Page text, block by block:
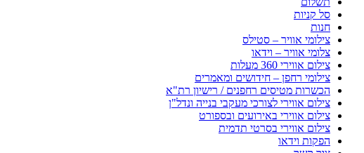
סל קניות
חנות
צילומי אוויר – סטילס
צלומי אוויר – וידאו
צילום אווירי 360 מעלות
צילומי רחפן – חידושים ומאמרים
הכשרות מטיסים רחפנים / רישיון רת"א
צילום אווירי לצורכי מעקבי בנייה ונדל"ן
צילום אווירי באירועים ובספורט
צילום אווירי בסרטי תדמית
הפקות וידאו